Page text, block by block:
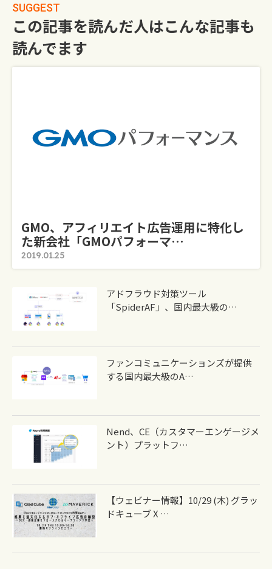
SUGGEST
この記事を読んだ人はこんな記事も
読んでます
GMO、アフィリエイト広告運用に特化し
た新会社「GMOパフォーマ…
2019.01.25
​アドフラウド対策ツール
「SpiderAF」、国内最大級の…
ファンコミュニケーションズが提供
する国内最大級のA…
Nend、CE（カスタマーエンゲージメ
ント）プラットフ…
【ウェビナー情報】10/29 (木) グラッ
ドキューブ X …